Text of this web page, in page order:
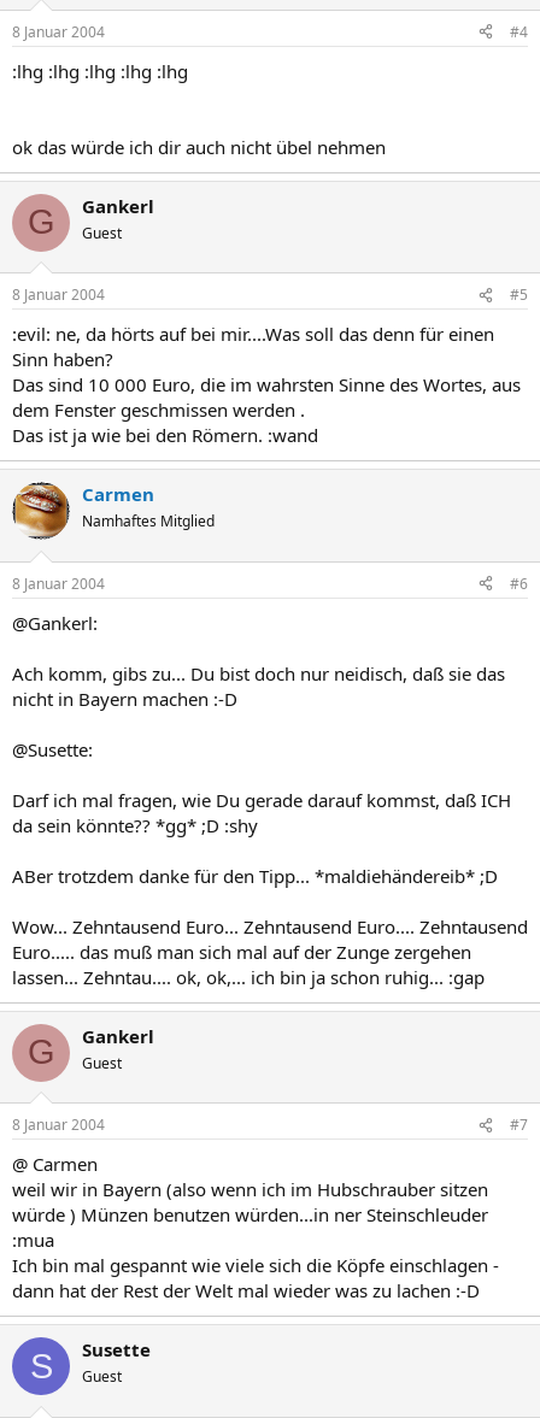
8 Januar 2004 #4
:lhg :lhg :lhg :lhg :lhg
ok das würde ich dir auch nicht übel nehmen
G Gankerl
Guest
8 Januar 2004 #5
:evil: ne, da hörts auf bei mir....Was soll das denn für einen
Sinn haben?
Das sind 10 000 Euro, die im wahrsten Sinne des Wortes, aus
dem Fenster geschmissen werden .
Das ist ja wie bei den Römern. :wand
Carmen
Namhaftes Mitglied
8 Januar 2004 #6
@Gankerl:
Ach komm, gibs zu... Du bist doch nur neidisch, daß sie das
nicht in Bayern machen :-D
@Susette:
Darf ich mal fragen, wie Du gerade darauf kommst, daß ICH
da sein könnte?? *gg* ;D :shy
ABer trotzdem danke für den Tipp... *maldiehändereib* ;D
Wow... Zehntausend Euro... Zehntausend Euro.... Zehntausend
Euro..... das muß man sich mal auf der Zunge zergehen
lassen... Zehntau.... ok, ok,... ich bin ja schon ruhig... :gap
G Gankerl
Guest
8 Januar 2004 #7
@ Carmen
weil wir in Bayern (also wenn ich im Hubschrauber sitzen
würde ) Münzen benutzen würden...in ner Steinschleuder
:mua
Ich bin mal gespannt wie viele sich die Köpfe einschlagen -
dann hat der Rest der Welt mal wieder was zu lachen :-D
S Susette
Guest